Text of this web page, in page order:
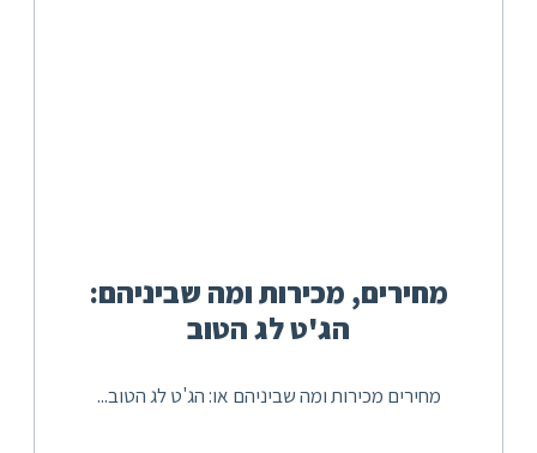
מחירים, מכירות ומה שביניהם:
הג'ט לג הטוב
מחירים מכירות ומה שביניהם או: הג'ט לג הטוב...